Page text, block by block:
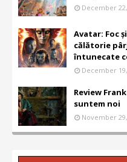
December
Avatar: Foc
călătorie
întunecate
December
Review
suntem noi
November